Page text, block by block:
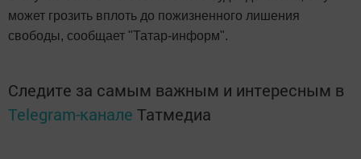
может грозить вплоть до пожизненного лишения
свободы, сообщает "Татар-информ".
Следите за самым важным и интересным в
Telegram-канале Татмедиа